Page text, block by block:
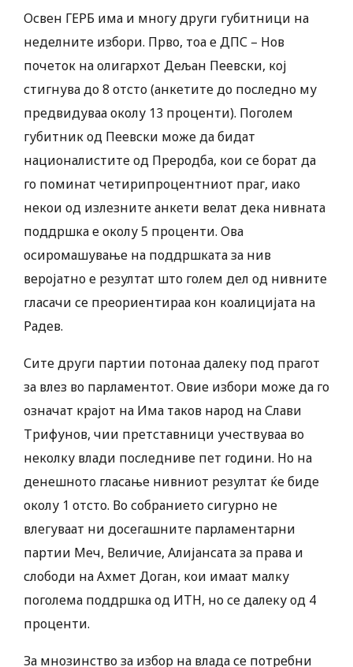
Освен ГЕРБ има и многу други губитници на
неделните избори. Прво, тоа е ДПС – Нов
почеток на олигархот Дељан Пеевски, кој
стигнува до 8 отсто (анкетите до последно му
предвидуваа околу 13 проценти). Поголем
губитник од Пеевски може да бидат
националистите од Преродба, кои се борат да
го поминат четирипроцентниот праг, иако
некои од излезните анкети велат дека нивната
поддршка е околу 5 проценти. Ова
осиромашување на поддршката за нив
веројатно е резултат што голем дел од нивните
гласачи се преориентираа кон коалицијата на
Радев.
Сите други партии потонаа далеку под прагот
за влез во парламентот. Овие избори може да го
означат крајот на Има таков народ на Слави
Трифунов, чии претставници учествуваа во
неколку влади последниве пет години. Но на
денешното гласање нивниот резултат ќе биде
околу 1 отсто. Во собранието сигурно не
влегуваат ни досегашните парламентарни
партии Меч, Величие, Алијансата за права и
слободи на Ахмет Доган, кои имаат малку
поголема поддршка од ИТН, но се далеку од 4
проценти.
За мнозинство за избор на влада се потребни